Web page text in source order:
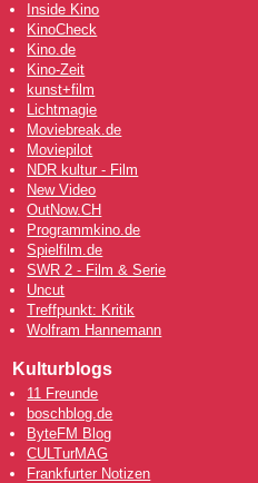
Inside Kino
KinoCheck
Kino.de
Kino-Zeit
kunst+film
Lichtmagie
Moviebreak.de
Moviepilot
NDR kultur - Film
New Video
OutNow.CH
Programmkino.de
Spielfilm.de
SWR 2 - Film & Serie
Uncut
Treffpunkt: Kritik
Wolfram Hannemann
Kulturblogs
11 Freunde
boschblog.de
ByteFM Blog
CULTurMAG
Frankfurter Notizen